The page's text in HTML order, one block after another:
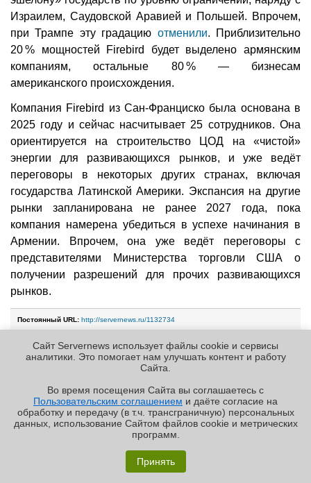
✖
Израилем, Саудовской Аравией и Польшей. Впрочем,
при Трампе эту градацию отменили. Приблизительно
20 % мощностей Firebird будет выделено армянским
компаниям, остальные 80 % — бизнесам
американского происхождения.
Компания Firebird из Сан-Франциско была основана в
2025 году и сейчас насчитывает 25 сотрудников. Она
ориентируется на строительство ЦОД на «чистой»
энергии для развивающихся рынков, и уже ведёт
переговоры в некоторых других странах, включая
государства Латинской Америки. Экспансия на другие
рынки запланирована не ранее 2027 года, пока
компания намерена убедиться в успехе начинания в
Армении. Впрочем, она уже ведёт переговоры с
представителями Министерства торговли США о
получении разрешений для прочих развивающихся
рынков.
Постоянный URL: http://servernews.ru/1132734
20.11.2025 [14:09], Руслан Авдеев
ИИ ЦОД в Саудовской Аравии
hardware humain nvidia xai ии саудовская аравия цод
Глава компании xAI Илон Маск (Elon Musk) объявил о
новом совместном проекте xAI, NVIDIA и Humain в
Саудовской Аравии. Новость появилась на фоне
Сайт Servernews использует файлы cookie и сервисы
аналитики. Это помогает нам улучшать контент и работу
Cайта.
Во время посещения Cайта вы соглашаетесь с
Пользовательским соглашением и даёте согласие на
обработку и передачу (в т.ч. трансграничную) персональных
данных, использование Cайтом файлов cookie и метрических
программ.
Принять